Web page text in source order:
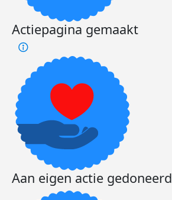
Actiepagina gemaakt
Aan eigen actie gedoneerd